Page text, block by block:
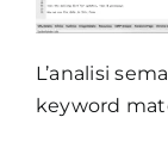
L’analisi
keyword